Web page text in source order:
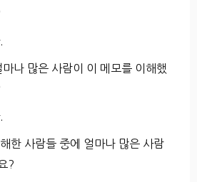
마나 많은 사람이 이 메모를 이해했
한 사람들 중에 얼마나 많은 사람
?